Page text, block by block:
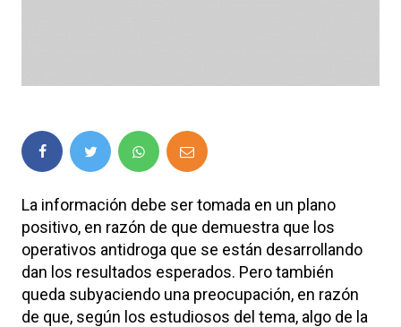
La información debe ser tomada en un plano
positivo, en razón de que demuestra que los
operativos antidroga que se están desarrollando
dan los resultados esperados. Pero también
queda subyaciendo una preocupación, en razón
de que, según los estudiosos del tema, algo de la